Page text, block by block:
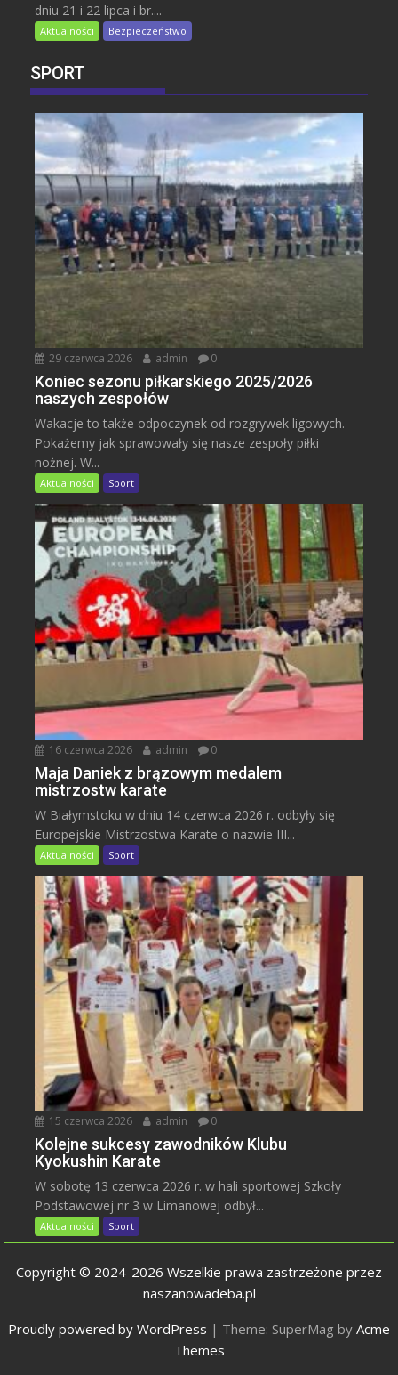
dniu 21 i 22 lipca i br....
Aktualności Bezpieczeństwo
SPORT
29 czerwca 2026 admin 0
Koniec sezonu piłkarskiego 2025/2026
naszych zespołów
Wakacje to także odpoczynek od rozgrywek ligowych.
Pokażemy jak sprawowały się nasze zespoły piłki
nożnej. W...
Aktualności Sport
16 czerwca 2026 admin 0
Maja Daniek z brązowym medalem
mistrzostw karate
W Białymstoku w dniu 14 czerwca 2026 r. odbyły się
Europejskie Mistrzostwa Karate o nazwie III...
Aktualności Sport
15 czerwca 2026 admin 0
Kolejne sukcesy zawodników Klubu
Kyokushin Karate
W sobotę 13 czerwca 2026 r. w hali sportowej Szkoły
Podstawowej nr 3 w Limanowej odbył...
Aktualności Sport
Copyright © 2024-2026 Wszelkie prawa zastrzeżone przez
naszanowadeba.pl
Proudly powered by WordPress | Theme: SuperMag by Acme
Themes